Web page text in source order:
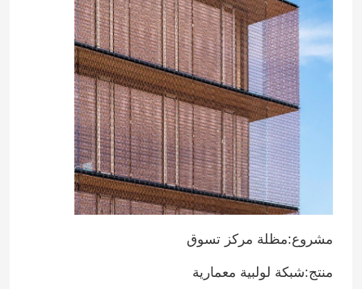
مشروع:مظلة مركز تسوق
منتج:شبكة لولبية معمارية